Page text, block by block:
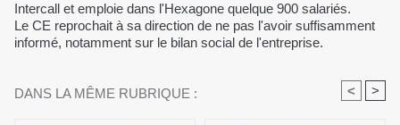
Intercall et emploie dans l'Hexagone quelque 900 salariés.
Le CE reprochait à sa direction de ne pas l'avoir suffisamment
informé, notamment sur le bilan social de l'entreprise.
DANS LA MÊME RUBRIQUE : < >